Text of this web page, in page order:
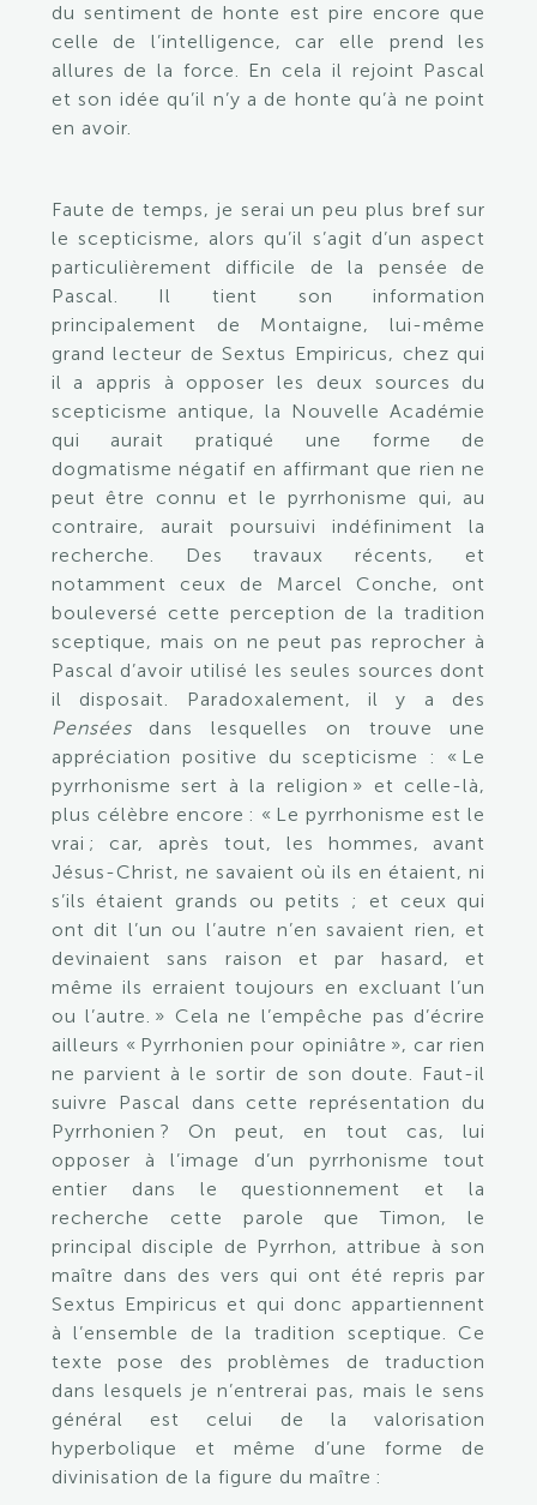
du sentiment de honte est pire encore que
celle de l’intelligence, car elle prend les
allures de la force. En cela il rejoint Pascal
et son idée qu’il n’y a de honte qu’à ne point
en avoir.
Faute de temps, je serai un peu plus bref sur
le scepticisme, alors qu’il s’agit d’un aspect
particulièrement difficile de la pensée de
Pascal. Il tient son information
principalement de Montaigne, lui-même
grand lecteur de Sextus Empiricus, chez qui
il a appris à opposer les deux sources du
scepticisme antique, la Nouvelle Académie
qui aurait pratiqué une forme de
dogmatisme négatif en affirmant que rien ne
peut être connu et le pyrrhonisme qui, au
contraire, aurait poursuivi indéfiniment la
recherche. Des travaux récents, et
notamment ceux de Marcel Conche, ont
bouleversé cette perception de la tradition
sceptique, mais on ne peut pas reprocher à
Pascal d’avoir utilisé les seules sources dont
il disposait. Paradoxalement, il y a des
Penséesdans lesquelles on trouve une
appréciation positive du scepticisme : « Le
pyrrhonisme sert à la religion » et celle-là,
plus célèbre encore : « Le pyrrhonisme est le
vrai ; car, après tout, les hommes, avant
Jésus-Christ, ne savaient où ils en étaient, ni
s’ils étaient grands ou petits ; et ceux qui
ont dit l’un ou l’autre n’en savaient rien, et
devinaient sans raison et par hasard, et
même ils erraient toujours en excluant l’un
ou l’autre. » Cela ne l’empêche pas d’écrire
ailleurs « Pyrrhonien pour opiniâtre », car rien
ne parvient à le sortir de son doute. Faut-il
suivre Pascal dans cette représentation du
Pyrrhonien ? On peut, en tout cas, lui
opposer à l’image d’un pyrrhonisme tout
entier dans le questionnement et la
recherche cette parole que Timon, le
principal disciple de Pyrrhon, attribue à son
maître dans des vers qui ont été repris par
Sextus Empiricus et qui donc appartiennent
à l’ensemble de la tradition sceptique. Ce
texte pose des problèmes de traduction
dans lesquels je n’entrerai pas, mais le sens
général est celui de la valorisation
hyperbolique et même d’une forme de
divinisation de la figure du maître :